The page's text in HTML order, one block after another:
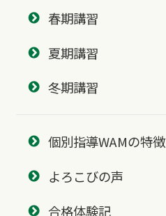
春期講習
夏期講習
冬期講習
個別指導WAMの特徴
よろこびの声
合格体験記